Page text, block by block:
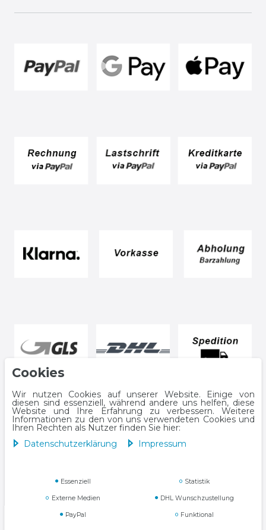
Cookies
Wir nutzen Cookies auf unserer Website. Einige von
diesen sind essenziell, während andere uns helfen, diese
Website und Ihre Erfahrung zu verbessern. Weitere
Informationen zu den von uns verwendeten Cookies und
Ihren Rechten als Nutzer finden Sie hier:
Daten­schutz­erklärung
Impressum
Essenziell Statistik
Externe Medien DHL Wunschzustellung
PayPal Funktional